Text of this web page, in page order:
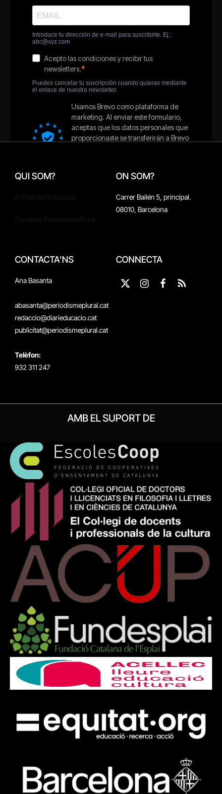
QUI SOM? ON SOM?
Carrer Bailén 5, principal.
08010, Barcelona
CONTACTA'NS
Ana Basanta
abasanta@periodismeplural.cat
redaccio@diarieducacio.cat
publicitat@periodismeplural.cat
Telèfon:
932 311 247
CONNECTA
X
InstagramFacebook
RSS
AMB EL SUPORT DE